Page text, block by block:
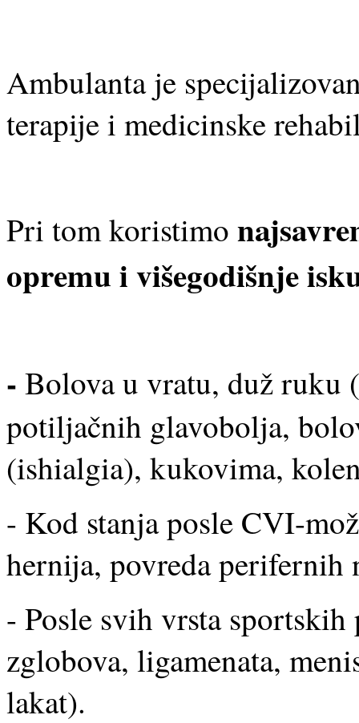
Ambulanta je
terapije i medicinske
Pri tom koristimo
opremu i višegodišnje
- Bolova u vratu, duž ruku
potiljačnih glavobolja,
(ishialgia), kukovima,
- Kod stanja posle CVI-
hernija, povreda perifernih
- Posle svih vrsta sportskih
zglobova, ligamenata,
lakat).